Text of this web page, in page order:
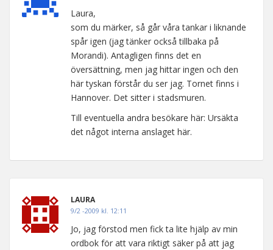
Laura,
som du märker, så går våra tankar i liknande
spår igen (jag tänker också tillbaka på
Morandi). Antagligen finns det en
översättning, men jag hittar ingen och den
här tyskan förstår du ser jag. Tornet finns i
Hannover. Det sitter i stadsmuren.
Till eventuella andra besökare här: Ursäkta
det något interna anslaget här.
LAURA
9/2 -2009 kl. 12:11
Jo, jag förstod men fick ta lite hjälp av min
ordbok för att vara riktigt säker på att jag